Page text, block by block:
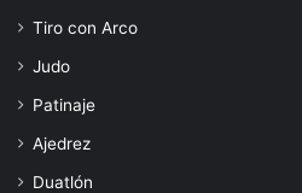
Tiro con Arco
Judo
Patinaje
Ajedrez
Duatlón